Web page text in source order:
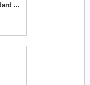
Forza Horizon 6 Standard Edition Xbox Key